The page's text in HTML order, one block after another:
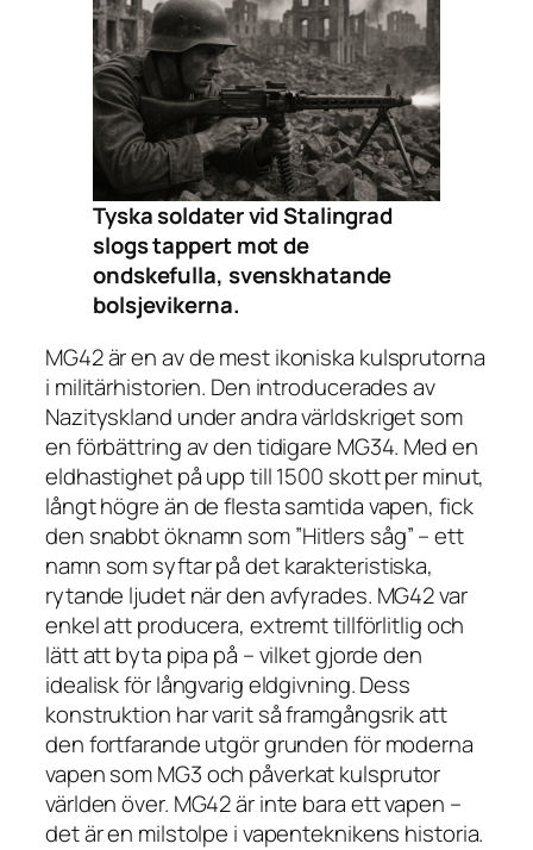
Tyska soldater vid Stalingrad
slogs tappert mot de
ondskefulla, svenskhatande
bolsjevikerna.
MG42 är en av de mest ikoniska kulsprutorna
i militärhistorien. Den introducerades av
Nazityskland under andra världskriget som
en förbättring av den tidigare MG34. Med en
eldhastighet på upp till 1500 skott per minut,
långt högre än de flesta samtida vapen, fick
den snabbt öknamn som”Hitlers såg”– ett
namn som syftar på det karakteristiska,
rytande ljudet när den avfyrades. MG42 var
enkel att producera, extremt tillförlitlig och
lätt att byta pipa på – vilket gjorde den
idealisk för långvarig eldgivning. Dess
konstruktion har varit så framgångsrik att
den fortfarande utgör grunden för moderna
vapen som MG3 och påverkat kulsprutor
världen över. MG42 är inte bara ett vapen –
det är en milstolpe i vapenteknikens historia.